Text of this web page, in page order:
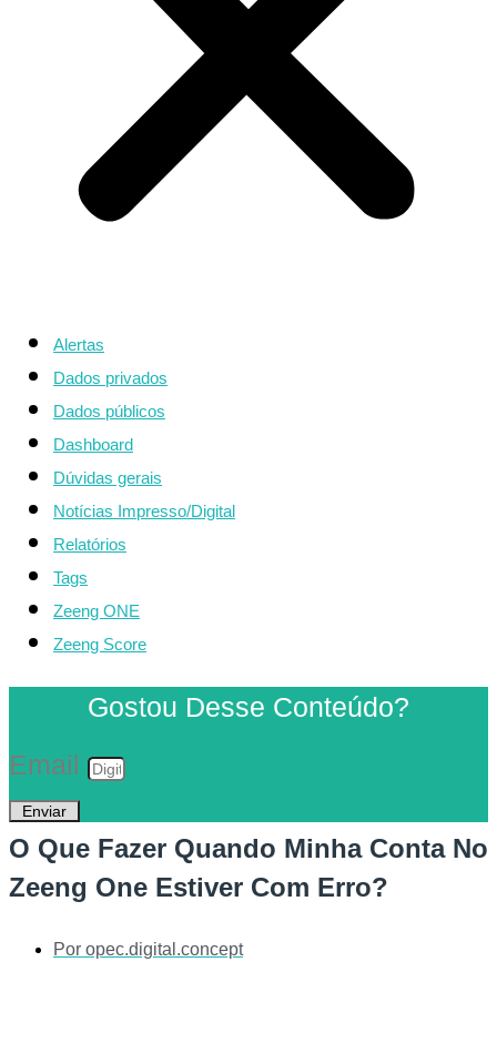
Alertas
Dados privados
Dados públicos
Dashboard
Dúvidas gerais
Notícias Impresso/Digital
Relatórios
Tags
Zeeng ONE
Zeeng Score
Gostou Desse Conteúdo?
Email
Enviar
O Que Fazer Quando Minha Conta No
Zeeng One Estiver Com Erro?
Por opec.digital.concept